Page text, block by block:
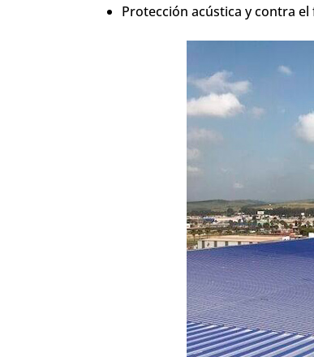
Protección acústica y contra